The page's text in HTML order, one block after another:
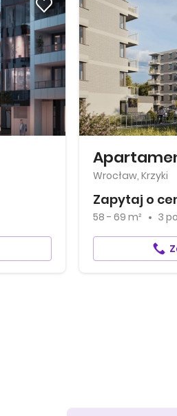
Wrocław, Krzyki
Zapytaj o
58 - 69 m² 3